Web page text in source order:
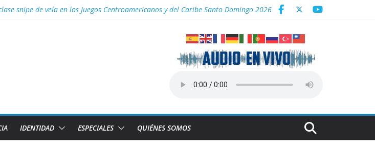
snipe de vela en los Juegos Centroamericanos y del Caribe Santo Domingo 2026
IDENTIDAD ESPECIALES QUIÉNES SOMOS